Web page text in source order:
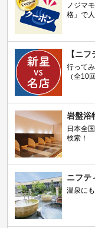
ノジマ
格」で
【ニ
行って
（全10
岩盤浴
日本全
検索！
ニフテ
温泉に